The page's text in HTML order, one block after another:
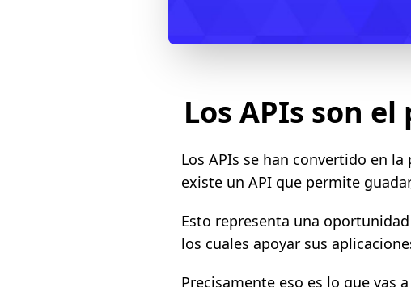
Los APIs son
Los APIs se han convertido en
existe un API que permite
Esto representa una
los cuales apoyar sus
Precisamente eso es lo que vas